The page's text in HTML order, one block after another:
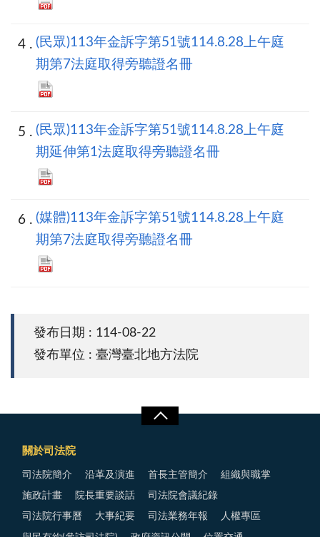
(民眾)113年金訴字第51號114.8.28上午庭
期第7法庭取得旁聽證名冊
(民眾)113年金訴字第51號114.8.28上午庭
期延伸第1法庭取得旁聽證名冊
(媒體)113年金訴字第51號114.8.28上午庭
期第7法庭取得旁聽證名冊
發布日期 : 114-08-22
發布單位 : 臺灣臺北地方法院
關於司法院
司法院簡介 沿革及演進 首長主管簡介 組織與職掌
施政計畫 院長重要談話 司法院會議紀錄
司法院行事曆 大事紀要 司法業務年報 人權專區